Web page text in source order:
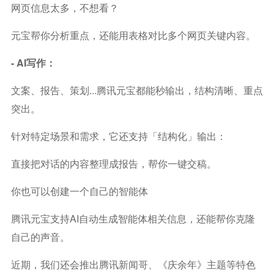
网页信息太多，不想看？
元宝帮你分析重点，还能用表格对比多个网页关键内容。
- AI写作：
文案、报告、策划...腾讯元宝都能秒输出，结构清晰、重点
突出。
针对特定场景和需求，它还支持「结构化」输出：
直接把对话的内容整理成报告，帮你一键交稿。
你也可以创建一个自己的智能体
腾讯元宝支持AI自动生成智能体相关信息，还能帮你克隆
自己的声音。
近期，我们还会推出腾讯新闻哥、《庆余年》主题等特色